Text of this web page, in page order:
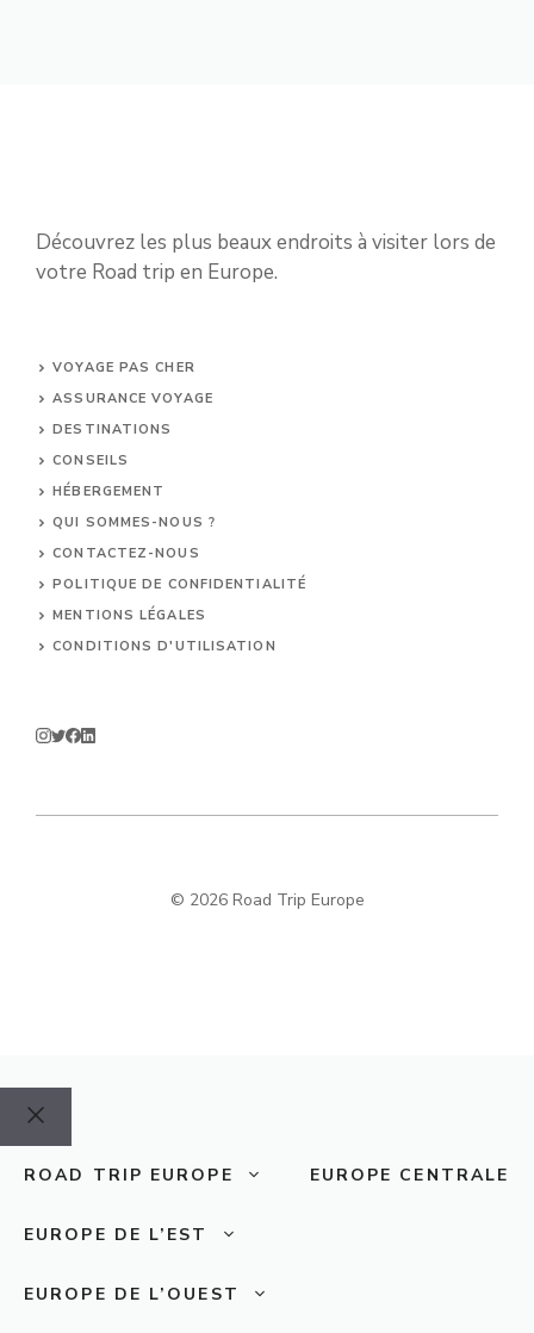
Découvrez les plus beaux endroits à visiter lors de
votre Road trip en Europe.
VOYAGE PAS CHER
ASSURANCE VOYAGE
DESTINATIONS
CONSEILS
HÉBERGEMENT
QUI SOMMES-NOUS ?
CONTACTEZ-NOUS
POLITIQUE DE CONFIDENTIALITÉ
MENTIONS LÉGALES
CONDITIONS D'UTILISATION
© 2026 Road Trip Europe
Fermer
ROAD TRIP EUROPE EUROPE CENTRALE
EUROPE DE L’EST
EUROPE DE L’OUEST